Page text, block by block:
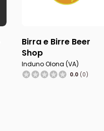
Birra e Birre Beer
Shop
Induno Olona (VA)
0.0 (0)